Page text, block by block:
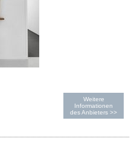
Weitere
Informationen
des Anbieters >>